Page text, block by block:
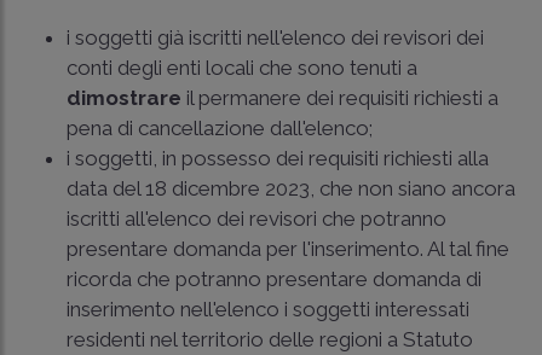
i soggetti già iscritti nell'elenco dei revisori dei
conti degli enti locali che sono tenuti a
dimostrare il permanere dei requisiti richiesti a
pena di cancellazione dall'elenco;
i soggetti, in possesso dei requisiti richiesti alla
data del 18 dicembre 2023, che non siano ancora
iscritti all'elenco dei revisori che potranno
presentare domanda per l'inserimento. Al tal fine
ricorda che potranno presentare domanda di
inserimento nell'elenco i soggetti interessati
residenti nel territorio delle regioni a Statuto